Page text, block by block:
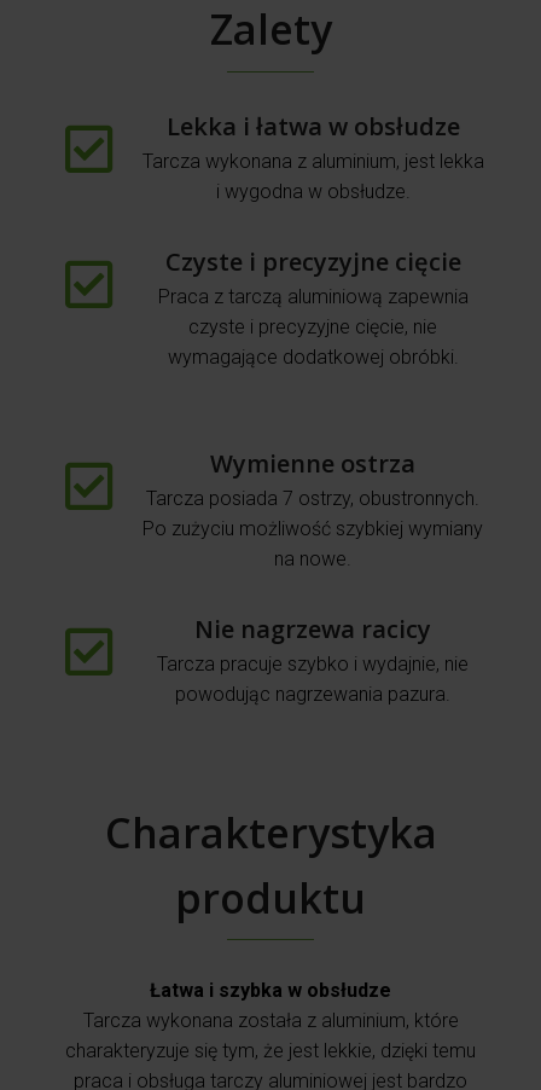
Zalety
Lekka i łatwa w obsłudze
Tarcza wykonana z aluminium, jest lekka
i wygodna w obsłudze.
Czyste i precyzyjne cięcie
Praca z tarczą aluminiową zapewnia
czyste i precyzyjne cięcie, nie
wymagające dodatkowej obróbki.
Wymienne ostrza
Tarcza posiada 7 ostrzy, obustronnych.
Po zużyciu możliwość szybkiej wymiany
na nowe.
Nie nagrzewa racicy
Tarcza pracuje szybko i wydajnie, nie
powodując nagrzewania pazura.
Charakterystyka
produktu
Łatwa i szybka w obsłudze
Tarcza wykonana została z aluminium, które
charakteryzuje się tym, że jest lekkie, dzięki temu
praca i obsługa tarczy aluminiowej jest bardzo